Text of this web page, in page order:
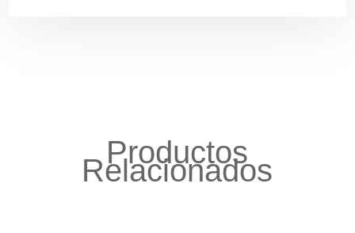
Productos
Relacionados